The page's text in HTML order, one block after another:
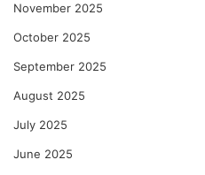
November 2025
October 2025
September 2025
August 2025
July 2025
June 2025